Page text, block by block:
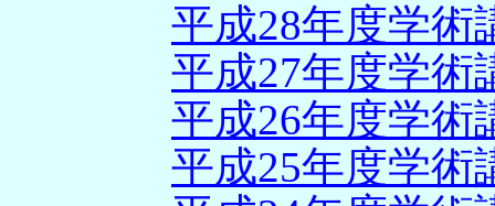
平成28年度学
平成27年度学
平成26年度学
平成25年度学